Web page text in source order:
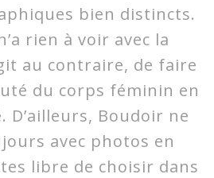
bien distincts.
rien à voir avec la
au contraire, de faire
du corps féminin en
Boudoir ne
avec photos en
libre de choisir dans